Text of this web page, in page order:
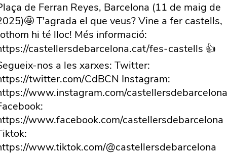
de Ferran Reyes, Barcelona (11 de maig de
T'agrada el que veus? Vine a fer castells,
hi té lloc! Més informació:
castellersdebarcelona.cat/fes-castells 👍
nos a les xarxes: Twitter:
twitter.com/CdBCN Instagram:
www.instagram.com/
www.facebook.com/castellersdebarcelona
www.tiktok.com/@castellersdebarcelona